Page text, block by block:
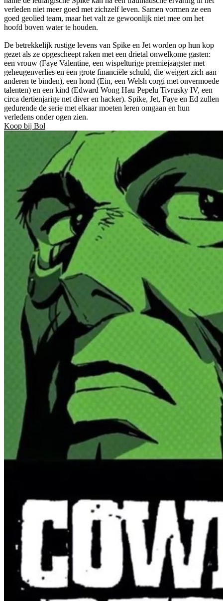
verleden niet meer goed met zichzelf leven. Samen vormen ze een
goed geolied team, maar het valt ze gewoonlijk niet mee om het
hoofd boven water te houden.
De betrekkelijk rustige levens van Spike en Jet worden op hun kop
gezet als ze opgescheept raken met een drietal onwelkome gasten:
een vrouw (Faye Valentine, een wispelturige premiejaagster met
geheugenverlies en een grote financiële schuld, die weigert zich aan
anderen te binden), een hond (Ein, een Welsh corgi met onvermoede
talenten) en een kind (Edward Wong Hau Pepelu Tivrusky IV, een
circa dertienjarige net diver en hacker). Spike, Jet, Faye en Ed zullen
gedurende de serie met elkaar moeten leren omgaan en hun
verledens onder ogen zien.
Koop bij Bol